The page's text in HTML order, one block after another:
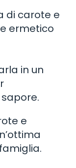
di carote e
ermetico
in un
e